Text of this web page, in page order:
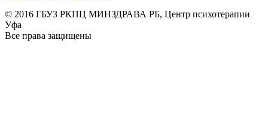
© 2016 ГБУЗ РКПЦ МИНЗДРАВА РБ, Центр психотерапии
Уфа
Все права защищены